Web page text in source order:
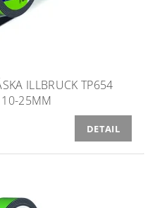
ILLBRUCK TP654
10-25MM
DETAIL